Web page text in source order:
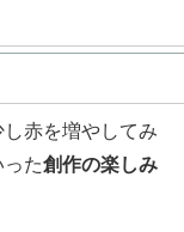
赤を増やしてみ
た創作の楽しみ